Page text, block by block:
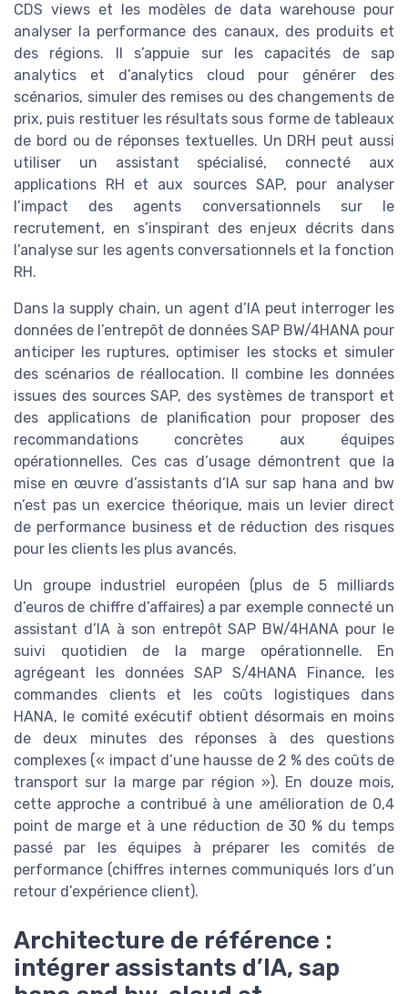
CDS views et les modèles de data warehouse pour
analyser la performance des canaux, des produits et
des régions. Il s’appuie sur les capacités de sap
analytics et d’analytics cloud pour générer des
scénarios, simuler des remises ou des changements de
prix, puis restituer les résultats sous forme de tableaux
de bord ou de réponses textuelles. Un DRH peut aussi
utiliser un assistant spécialisé, connecté aux
applications RH et aux sources SAP, pour analyser
l’impact des agents conversationnels sur le
recrutement, en s’inspirant des enjeux décrits dans
l’analyse sur les agents conversationnels et la fonction
RH.
Dans la supply chain, un agent d’IA peut interroger les
données de l’entrepôt de données SAP BW/4HANA pour
anticiper les ruptures, optimiser les stocks et simuler
des scénarios de réallocation. Il combine les données
issues des sources SAP, des systèmes de transport et
des applications de planification pour proposer des
recommandations concrètes aux équipes
opérationnelles. Ces cas d’usage démontrent que la
mise en œuvre d’assistants d’IA sur sap hana and bw
n’est pas un exercice théorique, mais un levier direct
de performance business et de réduction des risques
pour les clients les plus avancés.
Un groupe industriel européen (plus de 5 milliards
d’euros de chiffre d’affaires) a par exemple connecté un
assistant d’IA à son entrepôt SAP BW/4HANA pour le
suivi quotidien de la marge opérationnelle. En
agrégeant les données SAP S/4HANA Finance, les
commandes clients et les coûts logistiques dans
HANA, le comité exécutif obtient désormais en moins
de deux minutes des réponses à des questions
complexes (« impact d’une hausse de 2 % des coûts de
transport sur la marge par région »). En douze mois,
cette approche a contribué à une amélioration de 0,4
point de marge et à une réduction de 30 % du temps
passé par les équipes à préparer les comités de
performance (chiffres internes communiqués lors d’un
retour d’expérience client).
Architecture de référence :
intégrer assistants d’IA, sap